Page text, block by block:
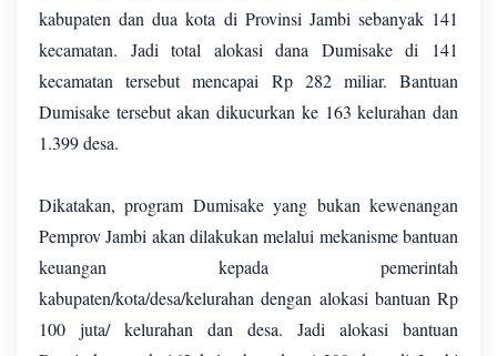
kabupaten dan dua kota di Provinsi Jambi sebanyak 141
kecamatan. Jadi total alokasi dana Dumisake di 141
kecamatan tersebut mencapai Rp 282 miliar. Bantuan
Dumisake tersebut akan dikucurkan ke 163 kelurahan dan
1.399 desa.
Dikatakan, program Dumisake yang bukan kewenangan
Pemprov Jambi akan dilakukan melalui mekanisme bantuan
keuangan kepada pemerintah
kabupaten/kota/desa/kelurahan dengan alokasi bantuan Rp
100 juta/ kelurahan dan desa. Jadi alokasi bantuan